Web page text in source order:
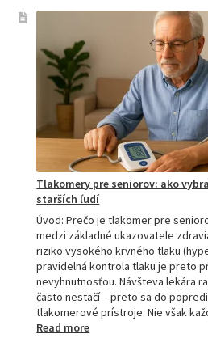
M2,
M3,
M6
a
M7
Tlakomery pre seniorov: ako
starších ľudí
Úvod: Prečo je tlakomer pre
medzi základné ukazovatele
riziko vysokého krvného tlaku
pravidelná kontrola tlaku je preto
nevyhnutnosťou. Návšteva lekára
často nestačí – preto sa do
tlakomerové prístroje. Nie však
Read more: